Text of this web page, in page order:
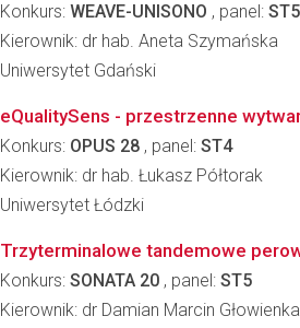
Konkurs: WEAVE-UNISONO , panel: ST5
Kierownik: dr hab. Aneta Szymańska
Uniwersytet Gdański
eQualitySens - przestrzenne
Konkurs: OPUS 28 , panel: ST4
Kierownik: dr hab. Łukasz Półtorak
Uniwersytet Łódzki
Trzyterminalowe tandemowe
Konkurs: SONATA 20 , panel: ST5
Kierownik: dr Damian Marcin Głowienka